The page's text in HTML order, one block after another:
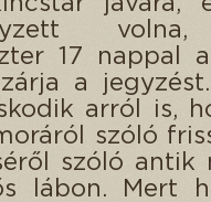
17 nappal
a
arról is,
szóló
szóló
lábon. Mert